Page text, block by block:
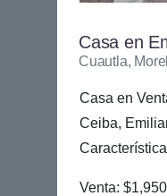
Casa en
Cuautla,
Casa en
Ceiba,
Venta: